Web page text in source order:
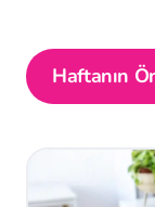
Haftanın